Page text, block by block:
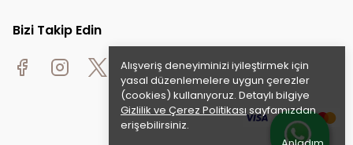
Alışveriş deneyiminizi iyileştirmek için
yasal düzenlemelere uygun çerezler
(cookies) kullanıyoruz. Detaylı bilgiye
Gizlilik ve Çerez Politikası sayfamızdan
erişebilirsiniz.
Bizi Takip Edin